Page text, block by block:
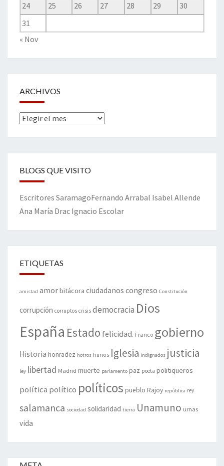
24
25 26 27 28 29
30
31
« Nov
ARCHIVOS
Archivos
BLOGS QUE VISITO
Escritores SaramagoFernando Arrabal Isabel Allende
Ana María Drac Ignacio Escolar
ETIQUETAS
amistad amorbitácora ciudadanos congreso Constitución
corrupción corruptos crisis democracia Dios
España Estado felicidad. Franco gobierno
Historia honradez hotros hunos Iglesia indignados justicia
ley libertad Madrid muerte parlamento paz poeta politiqueros
política político políticos pueblo Rajoy república rey
salamanca sociedad solidaridad tierra Unamuno urnas
vida